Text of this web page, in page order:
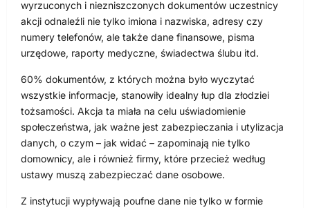
wyrzuconych i niezniszczonych dokumentów uczestnicy
akcji odnaleźli nie tylko imiona i nazwiska, adresy czy
numery telefonów, ale także dane finansowe, pisma
urzędowe, raporty medyczne, świadectwa ślubu itd.
60% dokumentów, z których można było wyczytać
wszystkie informacje, stanowiły idealny łup dla złodziei
tożsamości. Akcja ta miała na celu uświadomienie
społeczeństwa, jak ważne jest zabezpieczania i utylizacja
danych, o czym – jak widać – zapominają nie tylko
domownicy, ale i również firmy, które przecież według
ustawy muszą zabezpieczać dane osobowe.
Z instytucji wypływają poufne dane nie tylko w formie